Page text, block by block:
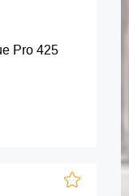
Pro 425